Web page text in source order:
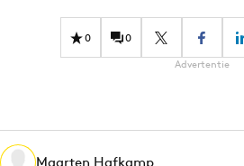
Influencer marketing
Interne communicatie
0 0
Advertentie
Maarten Hafkamp